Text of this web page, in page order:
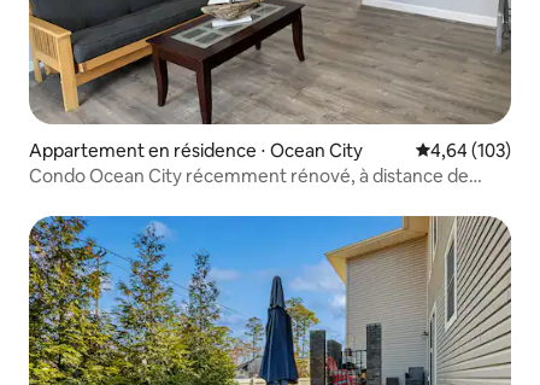
Appartement en résidence ⋅ Ocean City Évaluation
4,64 (103)
Condo Ocean City récemment rénové, à distance de